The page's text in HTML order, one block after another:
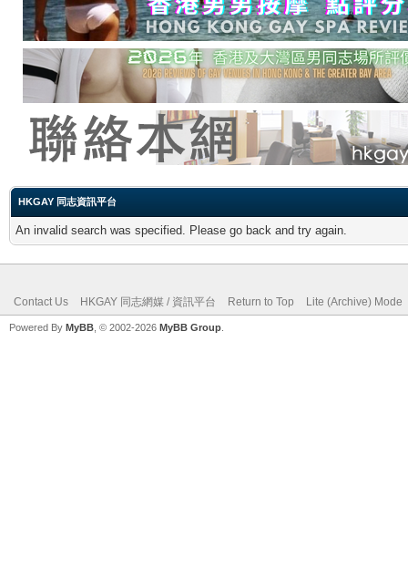
HKGAY 同志資訊平台
An invalid search was specified. Please go back and try again.
Contact Us HKGAY 同志網媒 / 資訊平台 Return to Top Lite (Archive) Mode
Powered By MyBB , © 2002-2026 MyBB Group